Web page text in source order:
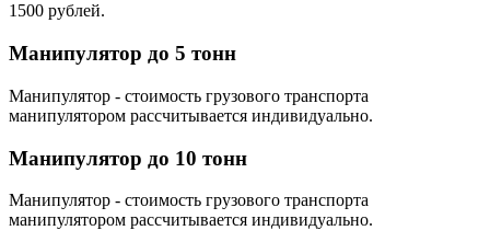
1500 рублей.
Манипулятор до 5 тонн
Манипулятор - стоимость грузового транспорта
манипулятором рассчитывается индивидуально.
Манипулятор до 10 тонн
Манипулятор - стоимость грузового транспорта
манипулятором рассчитывается индивидуально.